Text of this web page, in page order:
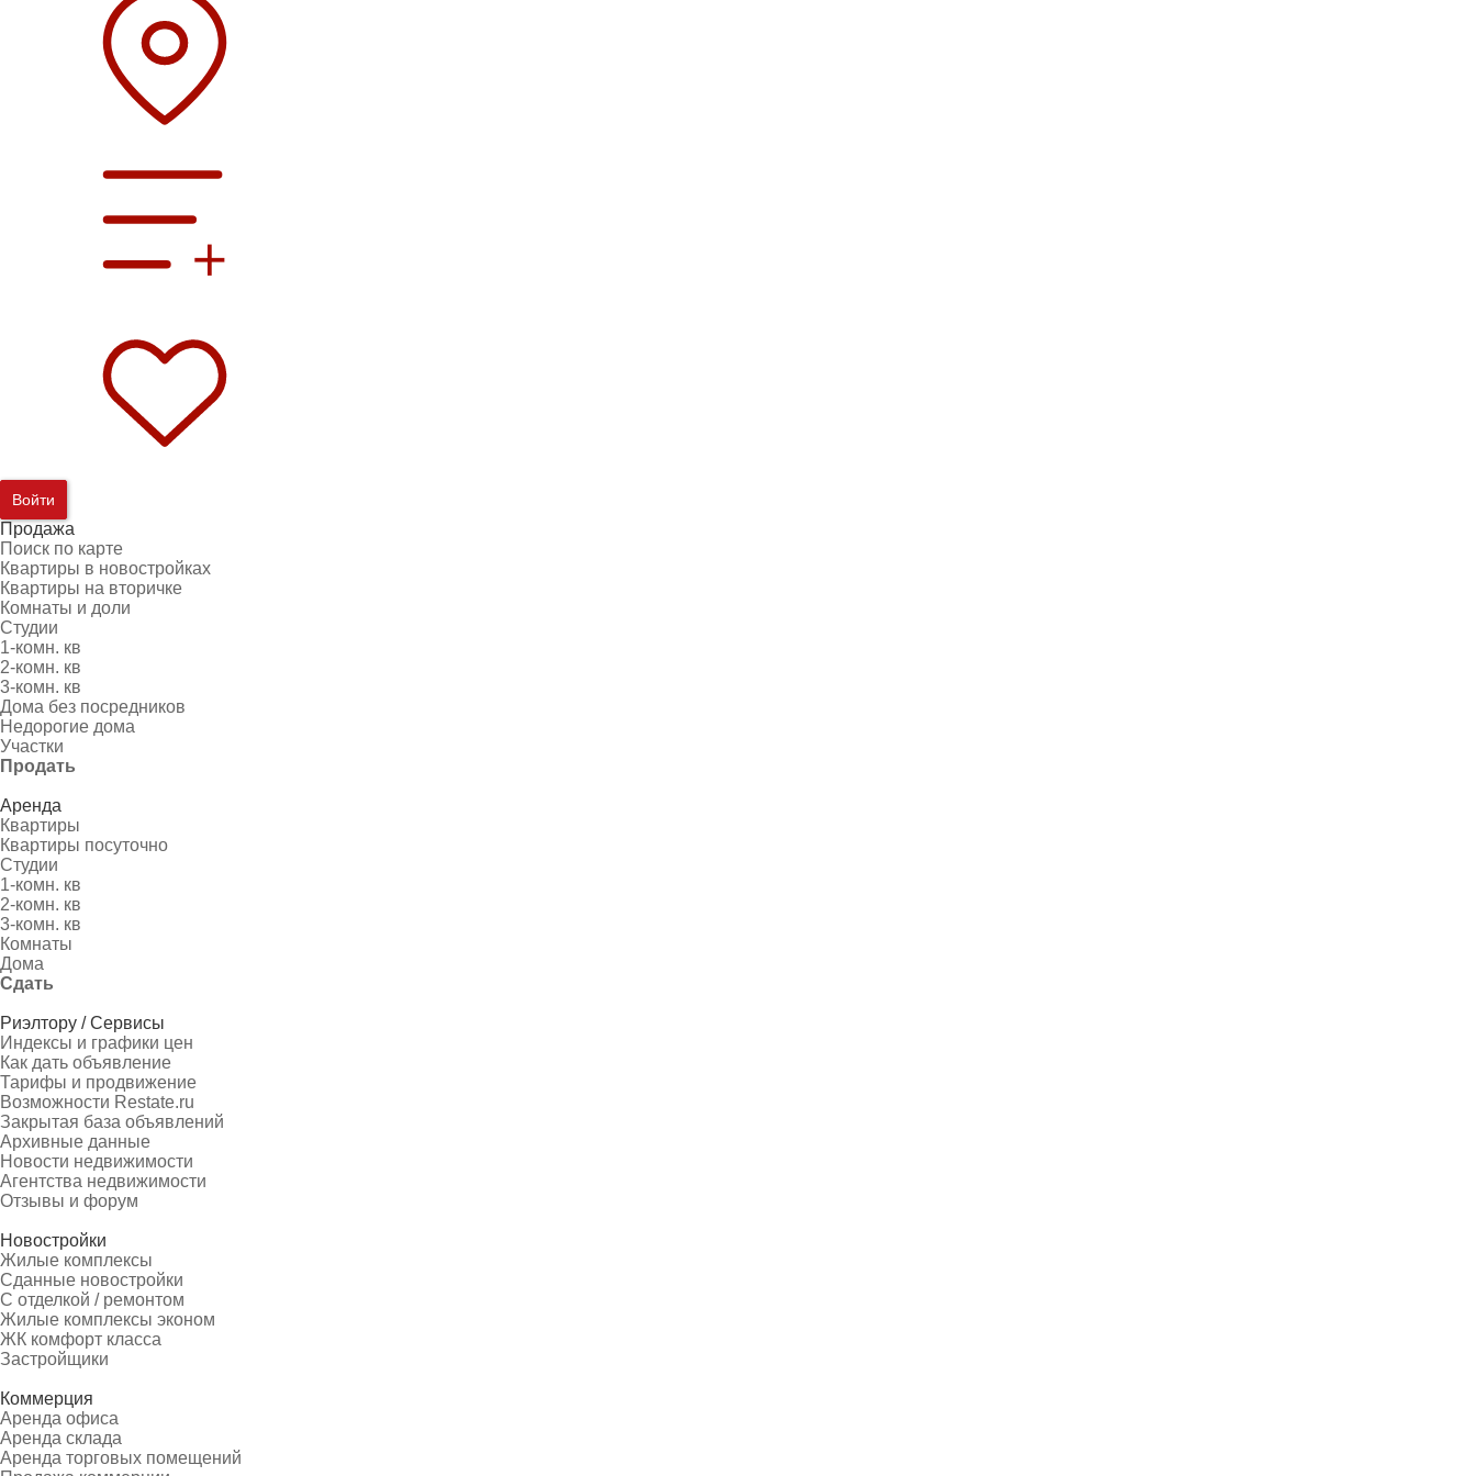
Войти
Продажа
Поиск по карте
Квартиры в новостройках
Квартиры на вторичке
Комнаты и доли
Студии
1-комн. кв
2-комн. кв
3-комн. кв
Дома без посредников
Недорогие дома
Участки
Продать
Аренда
Квартиры
Квартиры посуточно
Студии
1-комн. кв
2-комн. кв
3-комн. кв
Комнаты
Дома
Сдать
Риэлтору / Сервисы
Индексы и графики цен
Как дать объявление
Тарифы и продвижение
Возможности Restate.ru
Закрытая база объявлений
Архивные данные
Новости недвижимости
Агентства недвижимости
Отзывы и форум
Новостройки
Жилые комплексы
Сданные новостройки
С отделкой / ремонтом
Жилые комплексы эконом
ЖК комфорт класса
Застройщики
Коммерция
Аренда офиса
Аренда склада
Аренда торговых помещений